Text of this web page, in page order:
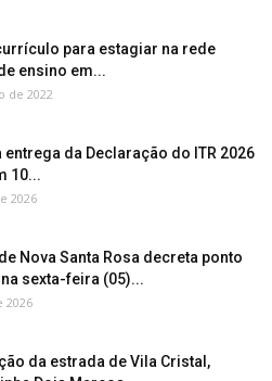
para estagiar na rede
ensino em...
de 2022
entrega da Declaração do ITR 2026
10...
2026
Nova Santa Rosa decreta ponto
sexta-feira (05)...
2026
da estrada de Vila Cristal,